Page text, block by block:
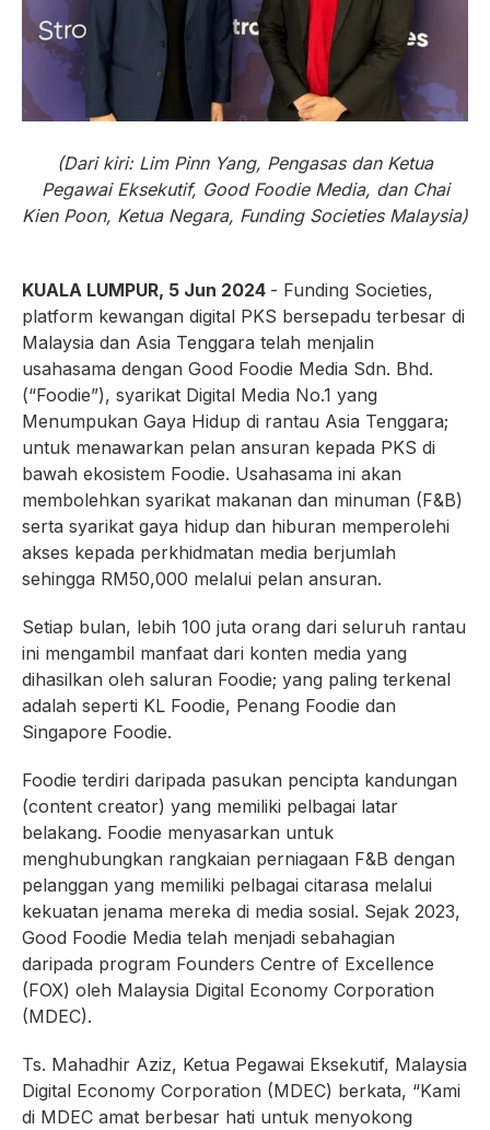
(Dari kiri: Lim Pinn Yang, Pengasas dan Ketua
Pegawai Eksekutif, Good Foodie Media, dan Chai
Kien Poon, Ketua Negara, Funding Societies Malaysia)
KUALA LUMPUR, 5 Jun 2024 - Funding Societies,
platform kewangan digital PKS bersepadu terbesar di
Malaysia dan Asia Tenggara telah menjalin
usahasama dengan Good Foodie Media Sdn. Bhd.
(“Foodie”), syarikat Digital Media No.1 yang
Menumpukan Gaya Hidup di rantau Asia Tenggara;
untuk menawarkan pelan ansuran kepada PKS di
bawah ekosistem Foodie. Usahasama ini akan
membolehkan syarikat makanan dan minuman (F&B)
serta syarikat gaya hidup dan hiburan memperolehi
akses kepada perkhidmatan media berjumlah
sehingga RM50,000 melalui pelan ansuran.
Setiap bulan, lebih 100 juta orang dari seluruh rantau
ini mengambil manfaat dari konten media yang
dihasilkan oleh saluran Foodie; yang paling terkenal
adalah seperti KL Foodie, Penang Foodie dan
Singapore Foodie.
Foodie terdiri daripada pasukan pencipta kandungan
(content creator) yang memiliki pelbagai latar
belakang. Foodie menyasarkan untuk
menghubungkan rangkaian perniagaan F&B dengan
pelanggan yang memiliki pelbagai citarasa melalui
kekuatan jenama mereka di media sosial. Sejak 2023,
Good Foodie Media telah menjadi sebahagian
daripada program Founders Centre of Excellence
(FOX) oleh Malaysia Digital Economy Corporation
(MDEC).
Ts. Mahadhir Aziz, Ketua Pegawai Eksekutif, Malaysia
Digital Economy Corporation (MDEC) berkata, “Kami
di MDEC amat berbesar hati untuk menyokong